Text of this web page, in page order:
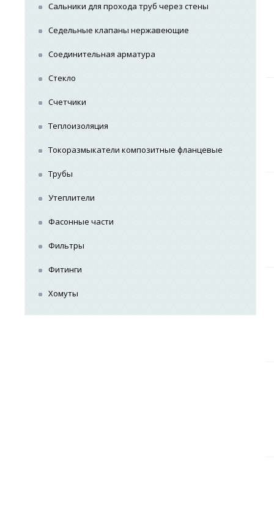
Сальники для прохода труб через стены
Седельные клапаны нержавеющие
Соединительная арматура
Стекло
Счетчики
Теплоизоляция
Токоразмыкатели композитные фланцевые
Трубы
Утеплители
Фасонные части
Фильтры
Фитинги
Хомуты